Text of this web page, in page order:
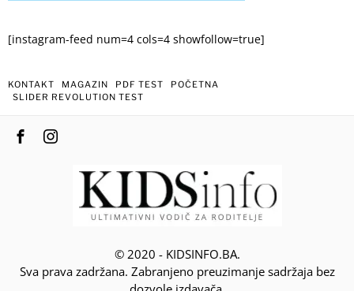
[instagram-feed num=4 cols=4 showfollow=true]
KONTAKT MAGAZIN PDF TEST
POČETNA
SLIDER REVOLUTION TEST
© 2020 - KIDSINFO.BA.
Sva prava zadržana. Zabranjeno preuzimanje sadržaja bez